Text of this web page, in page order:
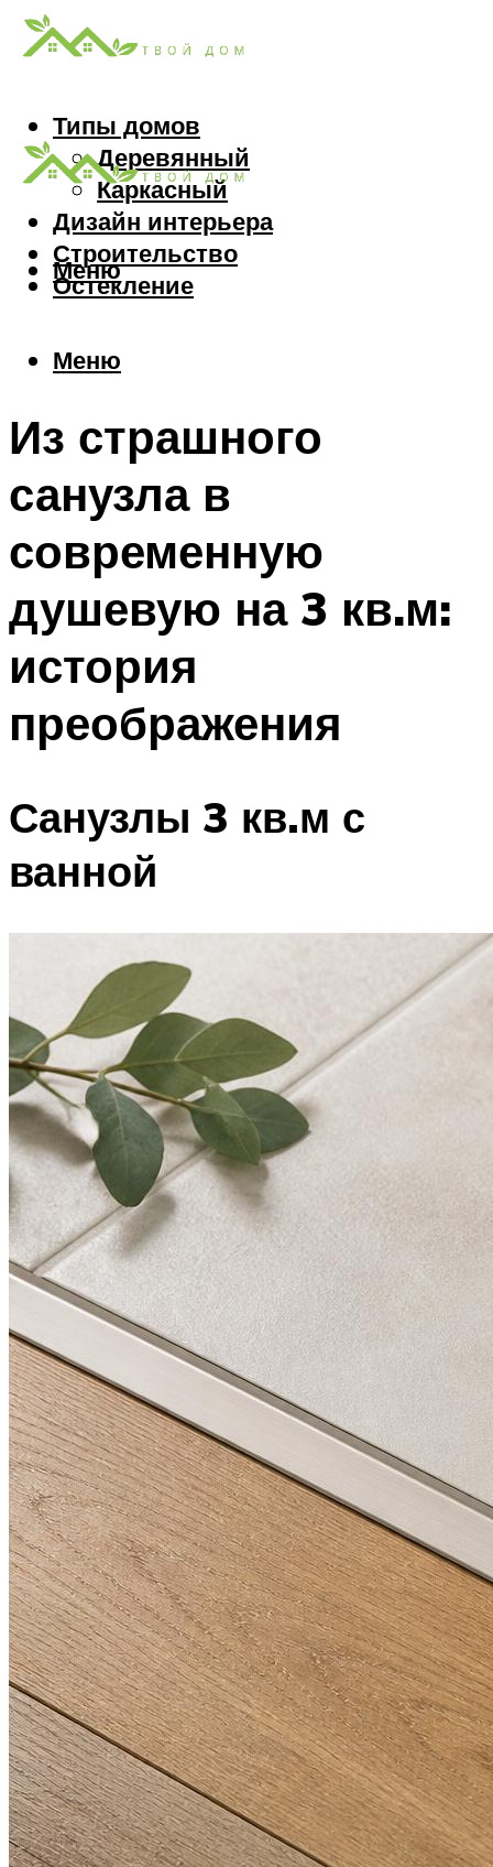
Типы домов
Деревянный
Каркасный
Дизайн интерьера
Строительство
Остекление
Меню
Меню
Из страшного
санузла в
современную
душевую на 3 кв.м:
история
преображения
Санузлы 3 кв.м с
ванной